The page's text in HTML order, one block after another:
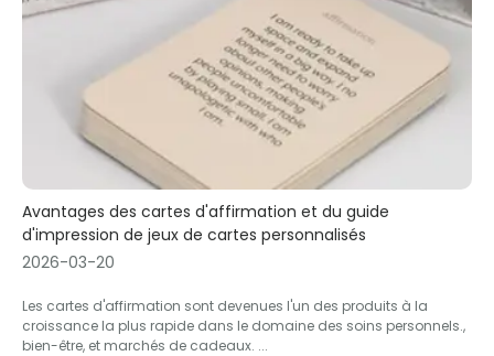
Avantages des cartes d'affirmation et du guide
d'impression de jeux de cartes personnalisés
2026-03-20
Les cartes d'affirmation sont devenues l'un des produits à la
croissance la plus rapide dans le domaine des soins personnels.,
bien-être, et marchés de cadeaux. ...